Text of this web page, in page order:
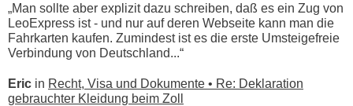
„Man sollte aber explizit dazu schreiben, daß es ein Zug von
LeoExpress ist - und nur auf deren Webseite kann man die
Fahrkarten kaufen. Zumindest ist es die erste Umsteigefreie
Verbindung von Deutschland...“
Eric in Recht, Visa und Dokumente • Re: Deklaration
gebrauchter Kleidung beim Zoll